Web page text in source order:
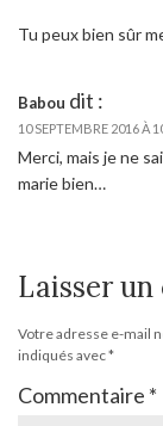
Tu peux bien sûr
Babou dit :
10 SEPTEMBRE 2016 À
Merci, mais je ne
marie bien…
Laisser
Votre adresse e-mail
indiqués avec*
Commentaire *